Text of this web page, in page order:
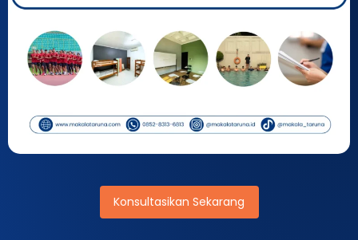
Konsultasikan Sekarang